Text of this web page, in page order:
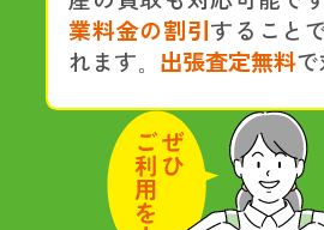
業料金の割引 すること
れます。 出張査定無料で